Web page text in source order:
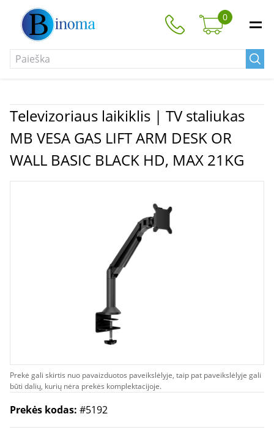
0
Televizoriaus laikiklis | TV staliukas
MB VESA GAS LIFT ARM DESK OR
WALL BASIC BLACK HD, MAX 21KG
Prekė gali skirtis nuo pavaizduotos paveikslėlyje, taip pat paveikslėlyje gali
būti dalių, kurių nėra prekės komplektacijoje.
Prekės kodas: #5192